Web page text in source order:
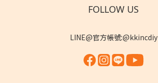
FOLLOW US
LINE@官方帳號:@kkincdiy